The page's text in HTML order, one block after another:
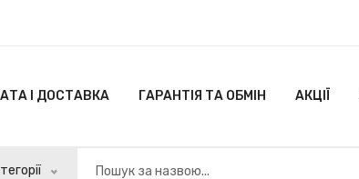
І ДОСТАВКА ГАРАНТІЯ ТА ОБМІН АКЦІЇ